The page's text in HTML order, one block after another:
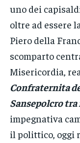
uno dei
oltre ad essere
Piero della
scomparto
Misericordia,
Confraternita
Sansepolcro tra
impegnativa
il polittico, oggi